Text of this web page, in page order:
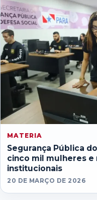
MATERIA
Segurança Pública
cinco mil mulheres
institucionais
20 DE MARÇO DE 2026